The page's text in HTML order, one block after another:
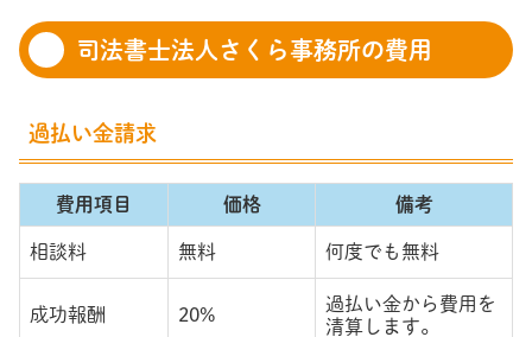
司法書士法人さくら事務所の費用
過払い金請求
費用項目 価格 備考
相談料 無料 何度でも無料
成功報酬 20%
過払い金から費用を
清算します。